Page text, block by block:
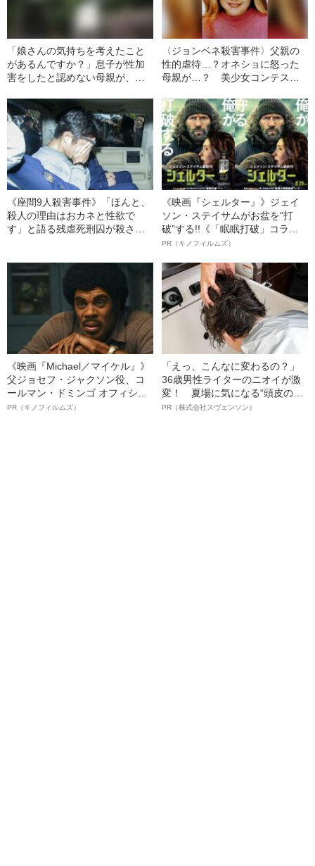
「娘さんの気持ちを考えたこと
があるんですか？」息子が性加
害をしたと認めない母親が、逆
手すぎる一言”とは
〈ジョンベネ殺害事件〉父親の
性的虐待…？オネショに怒った
母親が…？ 美少女コンテスト
疑われたワケ
《座間9人殺害事件》「ほんと、
殺人の理由はおカネと性欲で
す」と語る残虐死刑囚が殺さな
《映画『シェルター』》ジェイ
ソン・ステイサムがお盆を“打
破”する!!《「眠眠打破」コラ
ボ》
PR（キノフィルムズ）
《映画『Michael／マイケル』》
父ジョセフ・ジャクソン役、コ
ールマン・ドミンゴ オフィシャ
ルインタビュー“観客を魅了した
PR（キノフィルムズ）
「えっ、こんなに変わるの？」
36歳男性ライターのニオイが激
変！ 夏場に気になる“頭皮のニ
オイ”や“ベタつき”を解消す
PR（株式会社スヴェンソン）